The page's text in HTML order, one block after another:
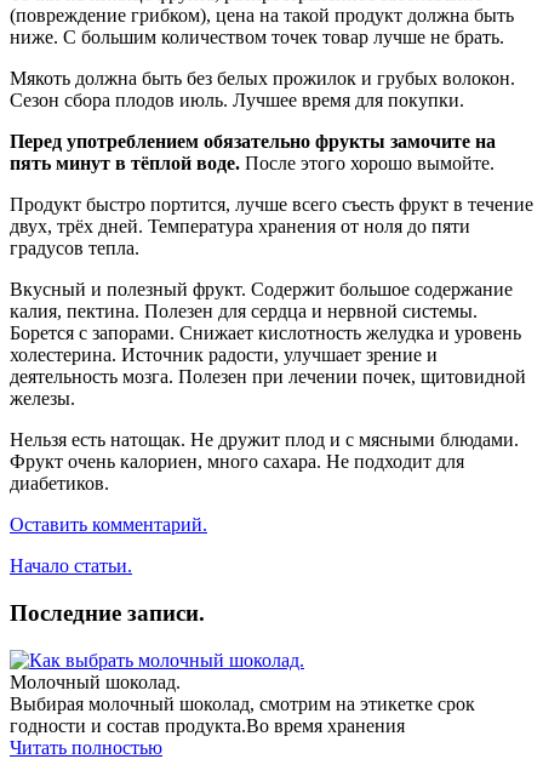
(повреждение грибком), цена на такой продукт должна быть
ниже. С большим количеством точек товар лучше не брать.
Мякоть должна быть без белых прожилок и грубых волокон.
Сезон сбора плодов июль. Лучшее время для покупки.
Перед употреблением обязательно фрукты замочите на
пять минут в тёплой воде. После этого хорошо вымойте.
Продукт быстро портится, лучше всего съесть фрукт в течение
двух, трёх дней. Температура хранения от ноля до пяти
градусов тепла.
Вкусный и полезный фрукт. Содержит большое содержание
калия, пектина. Полезен для сердца и нервной системы.
Борется с запорами. Снижает кислотность желудка и уровень
холестерина. Источник радости, улучшает зрение и
деятельность мозга. Полезен при лечении почек, щитовидной
железы.
Нельзя есть натощак. Не дружит плод и с мясными блюдами.
Фрукт очень калориен, много сахара. Не подходит для
диабетиков.
Оставить комментарий.
Начало статьи.
Последние записи.
Молочный шоколад.
Выбирая молочный шоколад, смотрим на этикетке срок
годности и состав продукта.Во время хранения
Читать полностью